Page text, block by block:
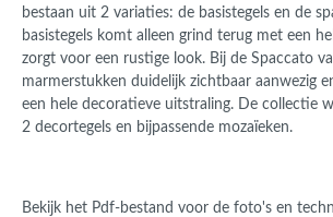
bestaan uit 2 variaties: de basistegels en de
basistegels komt alleen grind terug met een
zorgt voor een rustige look. Bij de Spaccato
marmerstukken duidelijk zichtbaar aanwezig
een hele decoratieve uitstraling. De collectie
2 decortegels en bijpassende mozaïeken.
Bekijk het Pdf-bestand voor de foto's en